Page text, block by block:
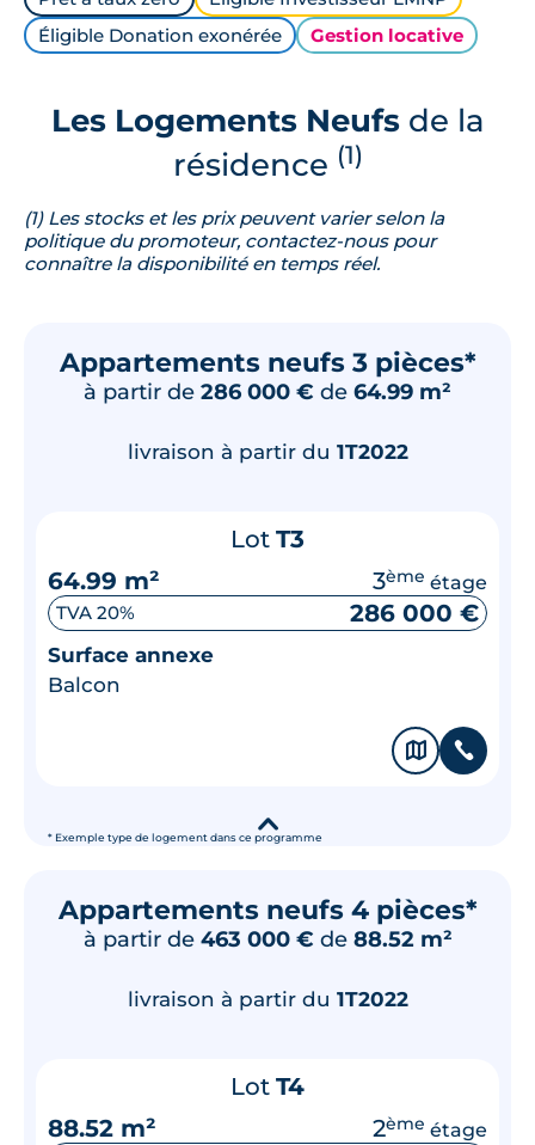
Éligible Donation exonérée
Gestion locative
Les Logements Neufsde la
résidence (1)
(1) Les stocks et les prix peuvent varier selon la
politique du promoteur, contactez-nous pour
connaître la disponibilité en temps réel.
Appartements neufs 3 pièces*
à partir de 286 000 € de 64.99 m²
* Exemple type de logement dans ce programme
livraison à partir du 1T2022
Lot T3
64.99 m²
3ème étage
TVA 20% 286 000 €
Surface annexe
Balcon
🗞 📞
▾
Appartements neufs 4 pièces*
à partir de 463 000 € de 88.52 m²
livraison à partir du 1T2022
Lot T4
88.52 m²
2ème étage